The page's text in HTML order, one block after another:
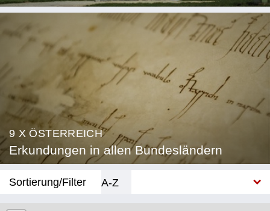
9 X ÖSTERREICH
Erkundungen in allen Bundesländern
Sortierung/Filter
A-Z